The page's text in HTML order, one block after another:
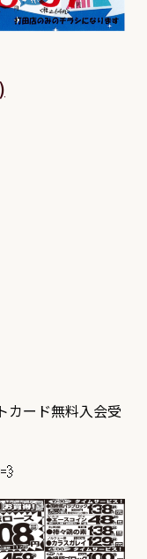
カード無料入会受